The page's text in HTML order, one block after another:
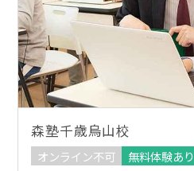
森塾千歳烏山校
オンライン不可
無料体験あり